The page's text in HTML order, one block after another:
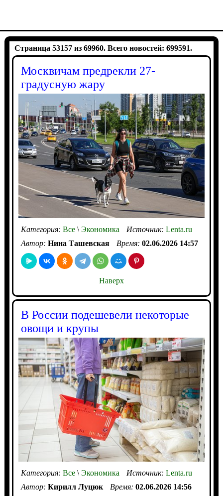
Страница 53157 из 69960. Всего новостей: 699591.
Москвичам предрекли 27-
градусную жару
Категория: Все\Экономика Источник: Lenta.ru
Автор: Нина Ташевская Время: 02.06.2026 14:57
Наверх
В России подешевели некоторые
овощи и крупы
Категория: Все\Экономика Источник: Lenta.ru
Автор: Кирилл Луцюк Время: 02.06.2026 14:56